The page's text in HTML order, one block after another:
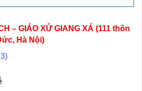
– GIÁO XỨ GIANG XÁ (111 thôn
Hà Nội)